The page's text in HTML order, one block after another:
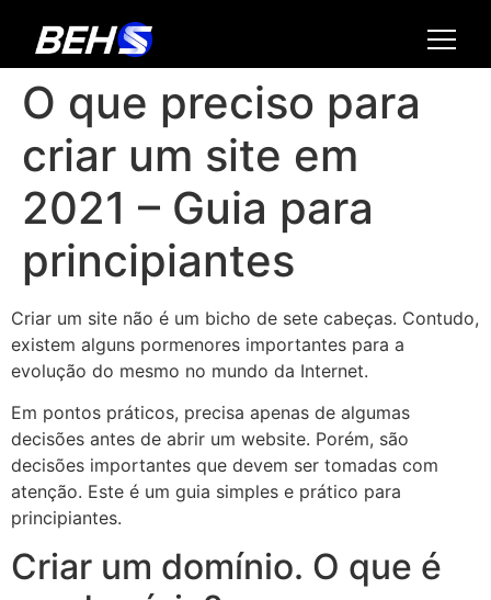
O que preciso para
criar um site em
2021 – Guia para
principiantes
Criar um site não é um bicho de sete cabeças. Contudo,
existem alguns pormenores importantes para a
evolução do mesmo no mundo da Internet.
Em pontos práticos, precisa apenas de algumas
decisões antes de abrir um website. Porém, são
decisões importantes que devem ser tomadas com
atenção. Este é um guia simples e prático para
principiantes.
Criar um domínio. O que é